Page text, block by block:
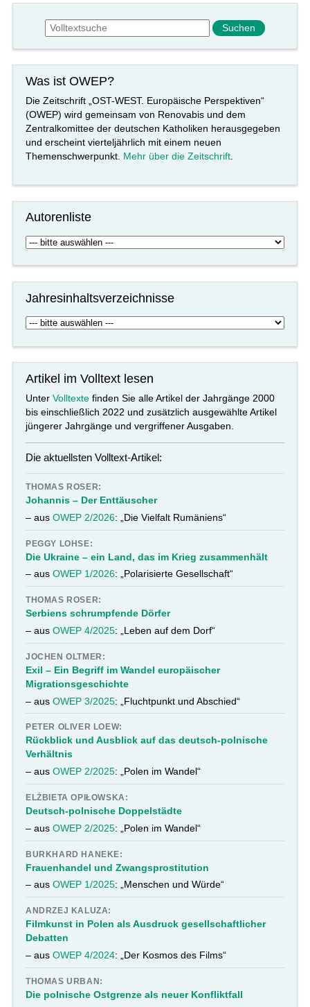
Suchformular
Suche
Was ist OWEP?
Die Zeitschrift „OST-WEST. Europäische Perspektiven“
(OWEP) wird gemeinsam von Renovabis und dem
Zentralkomittee der deutschen Katholiken herausgegeben
und erscheint vierteljährlich mit einem neuen
Themenschwerpunkt. Mehr über die Zeitschrift.
Autorenliste
Jahresinhaltsverzeichnisse
Artikel im Volltext lesen
UnterVolltexte finden Sie alle Artikel der Jahrgänge 2000
bis einschließlich 2022 und zusätzlich ausgewählte Artikel
jüngerer Jahrgänge und vergriffener Ausgaben.
Die aktuellsten Volltext-Artikel:
THOMAS ROSER:
Johannis – Der Enttäuscher
– ausOWEP 2/2026: „Die Vielfalt Rumäniens“
PEGGY LOHSE:
Die Ukraine – ein Land, das im Krieg zusammenhält
– ausOWEP 1/2026: „Polarisierte Gesellschaft“
THOMAS ROSER:
Serbiens schrumpfende Dörfer
– ausOWEP 4/2025: „Leben auf dem Dorf“
JOCHEN OLTMER:
Exil – Ein Begriff im Wandel europäischer
Migrationsgeschichte
– ausOWEP 3/2025: „Fluchtpunkt und Abschied“
PETER OLIVER LOEW:
Rückblick und Ausblick auf das deutsch-polnische
Verhältnis
– ausOWEP 2/2025: „Polen im Wandel“
ELŻBIETA OPIŁOWSKA:
Deutsch-polnische Doppelstädte
– ausOWEP 2/2025: „Polen im Wandel“
BURKHARD HANEKE:
Frauenhandel und Zwangsprostitution
– ausOWEP 1/2025: „Menschen und Würde“
ANDRZEJ KALUZA:
Filmkunst in Polen als Ausdruck gesellschaftlicher
Debatten
– ausOWEP 4/2024: „Der Kosmos des Films“
THOMAS URBAN:
Die polnische Ostgrenze als neuer Konfliktfall